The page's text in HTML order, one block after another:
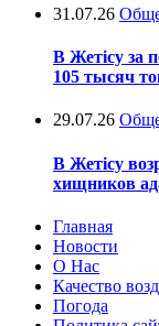
31.07.26
В Жетісу за
105 тысяч
29.07.26
В Жетісу
хищников
Главная
Новости
О Нас
Качество
Погода